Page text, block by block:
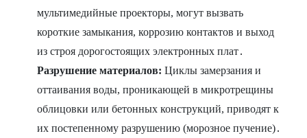
мультимедийные проекторы, могут вызвать
короткие замыкания, коррозию контактов и выход
из строя дорогостоящих электронных плат․
Разрушение материалов: Циклы замерзания и
оттаивания воды, проникающей в микротрещины
облицовки или бетонных конструкций, приводят к
их постепенному разрушению (морозное пучение)․